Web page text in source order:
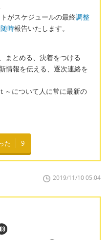
がスケジュールの最終調整
随時報告いたします。
まとめる、決着をつける
情報を伝える、逐次連絡を
について人に常に最新の
た 9
2019/11/10 05:04